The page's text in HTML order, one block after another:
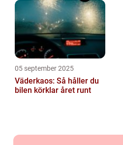
05 september 2025
Väderkaos: Så håller du
bilen körklar året runt